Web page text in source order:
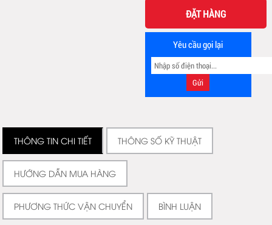
ĐẶT HÀNG
Yêu cầu gọi lại
THÔNG TIN CHI TIẾT THÔNG SỐ KỸ THUẬT
HƯỚNG DẪN MUA HÀNG
PHƯƠNG THỨC VẬN CHUYỂN BÌNH LUẬN